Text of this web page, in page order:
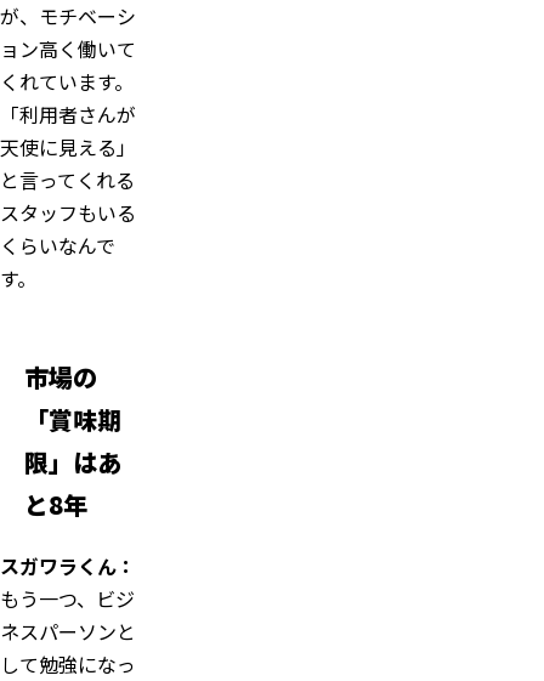
が、モチベーシ
ョン高く働いて
くれています。
「利用者さんが
天使に見える」
と言ってくれる
スタッフもいる
くらいなんで
す。
市場の
「賞味期
限」はあ
と8年
スガワラくん：
もう一つ、ビジ
ネスパーソンと
して勉強になっ